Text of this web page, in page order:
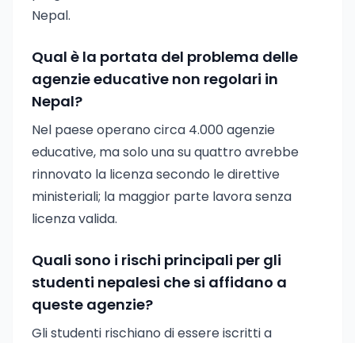
Nepal.
Qual è la portata del problema delle
agenzie educative non regolari in
Nepal?
Nel paese operano circa 4.000 agenzie
educative, ma solo una su quattro avrebbe
rinnovato la licenza secondo le direttive
ministeriali; la maggior parte lavora senza
licenza valida.
Quali sono i rischi principali per gli
studenti nepalesi che si affidano a
queste agenzie?
Gli studenti rischiano di essere iscritti a